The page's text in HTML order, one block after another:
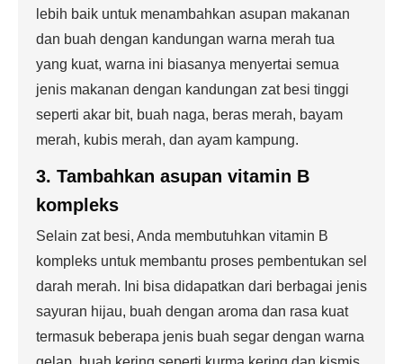
lebih baik untuk menambahkan asupan makanan
dan buah dengan kandungan warna merah tua
yang kuat, warna ini biasanya menyertai semua
jenis makanan dengan kandungan zat besi tinggi
seperti akar bit, buah naga, beras merah, bayam
merah, kubis merah, dan ayam kampung.
3. Tambahkan asupan vitamin B
kompleks
Selain zat besi, Anda membutuhkan vitamin B
kompleks untuk membantu proses pembentukan sel
darah merah. Ini bisa didapatkan dari berbagai jenis
sayuran hijau, buah dengan aroma dan rasa kuat
termasuk beberapa jenis buah segar dengan warna